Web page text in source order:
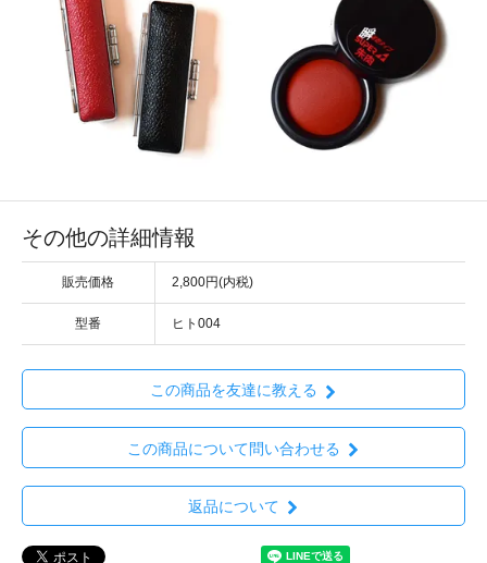
その他の詳細情報
販売価格 2,800円(内税)
型番 ヒト004
この商品を友達に教える
この商品について問い合わせる
返品について